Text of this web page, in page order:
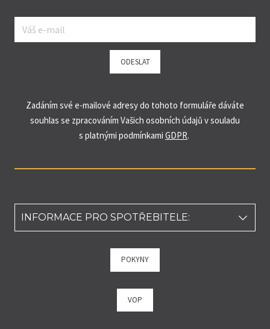
E-
mail*
ODESLAT
Zadáním své e-mailové adresy do tohoto formuláře dáváte
souhlas se zpracováním Vašich osobních údajů v souladu
s platnými podmínkami GDPR.
INFORMACE PRO SPOTŘEBITELE:
Podle zákona o evidenci tržeb je prodávající povinen vystavit
kupujícímu účtenku. Zároveň je povinen zaevidovat přijatou
pak nejpozději do 48 hodin.
POKYNY
VOP